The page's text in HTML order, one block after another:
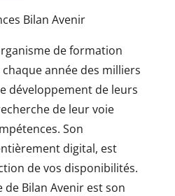
de formation
année des milliers
développement de leurs
de leur voie
Son
digital, est
de vos disponibilités.
Bilan Avenir est son